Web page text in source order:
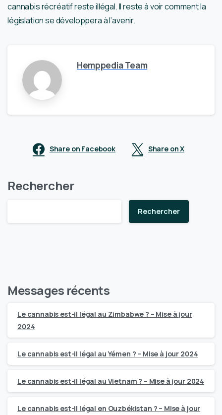
cannabis récréatif reste illégal. Il reste à voir comment la
législation se développera à l’avenir.
Hemppedia Team
Share on Facebook Share on X
Rechercher
Rechercher
Messages récents
Le cannabis est-il légal au Zimbabwe ? – Mise à jour
2024
Le cannabis est-il légal au Yémen ? – Mise à jour 2024
Le cannabis est-il légal au Vietnam ? – Mise à jour 2024
Le cannabis est-il légal en Ouzbékistan ? – Mise à jour